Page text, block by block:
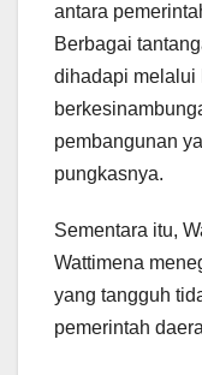
antara
Berbagai
dihadapi melalui
pembangunan
pungkasnya.
Sementara itu,
Wattimena
yang tangguh
pemerintah